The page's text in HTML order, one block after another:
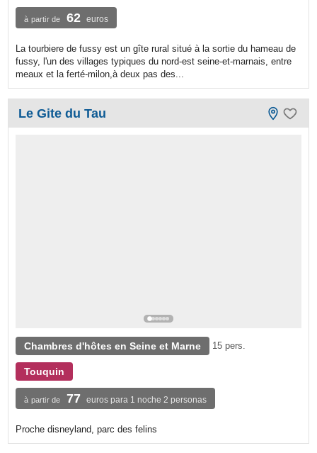
à partir de 62 euros
La tourbiere de fussy est un gîte rural situé à la sortie du hameau de
fussy, l'un des villages typiques du nord-est seine-et-marnais, entre
meaux et la ferté-milon,à deux pas des...
Le Gite du Tau
Chambres d'hôtes en Seine et Marne 15 pers.
Touquin
à partir de 77 euros para 1 noche 2 personas
Proche disneyland, parc des felins